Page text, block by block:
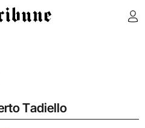
Tadiello